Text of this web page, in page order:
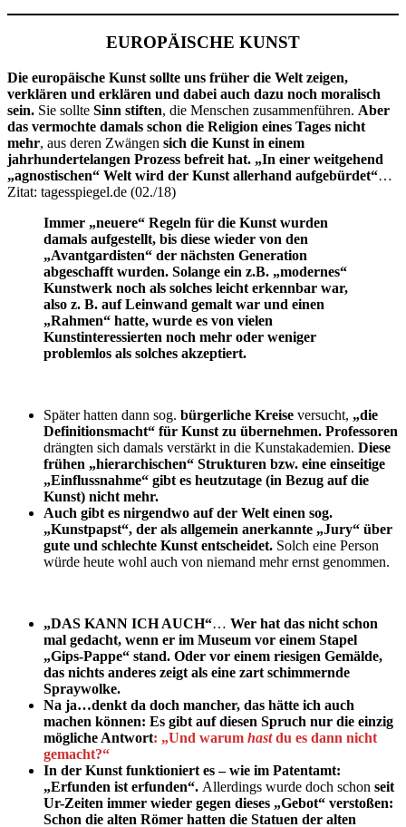
EUROPÄISCHE KUNST
Die europäische Kunst sollte uns früher die Welt zeigen,
verklären und erklären und dabei auch dazu noch moralisch
sein. Sie sollte Sinn stiften, die Menschen zusammenführen. Aber
das vermochte damals schon die Religion eines Tages nicht
mehr, aus deren Zwängen sich die Kunst in einem
jahrhundertelangen Prozess befreit hat. „In einer weitgehend
„agnostischen“ Welt wird der Kunst allerhand aufgebürdet“…
Zitat: tagesspiegel.de (02./18)
Immer „neuere“ Regeln für die Kunst wurden
damals aufgestellt, bis diese wieder von den
„Avantgardisten“ der nächsten Generation
abgeschafft wurden. Solange ein z.B. „modernes“
Kunstwerk noch als solches leicht erkennbar war,
also z. B. auf Leinwand gemalt war und einen
„Rahmen“ hatte, wurde es von vielen
Kunstinteressierten noch mehr oder weniger
problemlos als solches akzeptiert.
Später hatten dann sog. bürgerliche Kreise versucht, „die
Definitionsmacht“ für Kunst zu übernehmen. Professoren
drängten sich damals verstärkt in die Kunstakademien. Diese
frühen „hierarchischen“ Strukturen bzw. eine einseitige
„Einflussnahme“ gibt es heutzutage (in Bezug auf die
Kunst) nicht mehr.
Auch gibt es nirgendwo auf der Welt einen sog.
„Kunstpapst“, der als allgemein anerkannte „Jury“ über
gute und schlechte Kunst entscheidet. Solch eine Person
würde heute wohl auch von niemand mehr ernst genommen.
„DAS KANN ICH AUCH“… Wer hat das nicht schon
mal gedacht, wenn er im Museum vor einem Stapel
„Gips-Pappe“ stand. Oder vor einem riesigen Gemälde,
das nichts anderes zeigt als eine zart schimmernde
Spraywolke.
Na ja…denkt da doch mancher, das hätte ich auch
machen können: Es gibt auf diesen Spruch nur die einzig
mögliche Antwort: „Und warum hastdu es dann nicht
gemacht?“
In der Kunst funktioniert es – wie im Patentamt:
„Erfunden ist erfunden“. Allerdings wurde doch schon seit
Ur-Zeiten immer wieder gegen dieses „Gebot“ verstoßen:
Schon die alten Römer hatten die Statuen der alten